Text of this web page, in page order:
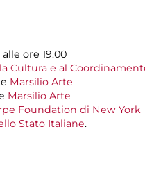
ore 19.00
Cultura e al
e Marsilio Arte
Marsilio Arte
Foundation di New York
Stato Italiane.